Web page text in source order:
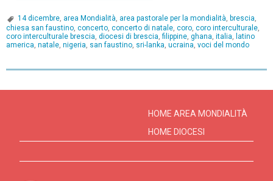
14 dicembre, area Mondialità, area pastorale per la mondialità, brescia,
chiesa san faustino, concerto, concerto di natale, coro, coro interculturale,
coro interculturale brescia, diocesi di brescia,filippine, ghana, italia, latino
america, natale, nigeria, san faustino, sri-lanka, ucraina, voci del mondo
HOME AREA MONDIALITÀ
HOME DIOCESI